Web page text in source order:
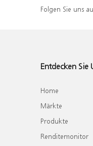
Folgen Sie uns
Entdecken Sie
Home
Märkte
Produkte
Renditemonitor